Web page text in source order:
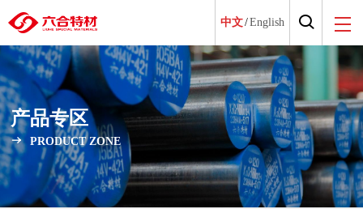
中文/English
产品专区
PRODUCT ZONE